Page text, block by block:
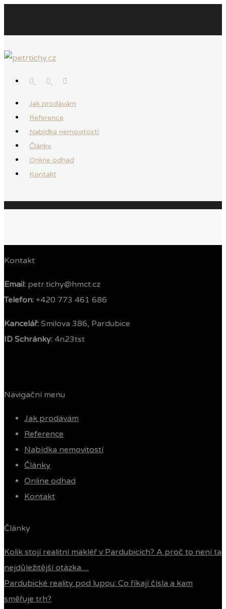
Jak prodávám
Reference
Nabídka nemovitostí
Články
Online odhad
Kontakt
Kontakt
Email: petr.tichy@hmct.cz
Telefon: ‭ +420 773 461 686‬
Kancelář: Smilova 386, Pardubice
ID Schránky: 4n23tst
Navigační menu
Jak prodávám
Reference
Nabídka nemovitostí
Články
Online odhad
Kontakt
Články
Kolik stojí realitní makléř v Pardubicích? A proč to není ta
nejdůležitější otázka…
Pardubické reality pod lupou: Co říkají čísla a kam
směřuje trh?